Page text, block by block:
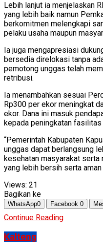
Lebih lanjut ia menjelaskan
yang lebih baik namun
berkomitmen melengkapi
pelaku usaha maupun
Ia juga mengapresiasi
bersedia direlokasi tanpa
pemotong unggas telah
retribusi.
Ia menambahkan sesuai
Rp300 per ekor meningkat
ekor. Dana ini masuk
kepada peningkatan fasilitas
“Pemerintah Kabupaten
unggas dapat berlangsung
kesehatan masyarakat serta
yang lebih bersih serta
Views: 21
Bagikan ke
WhatsApp0 Facebook 0
Continue Reading
Kalteng